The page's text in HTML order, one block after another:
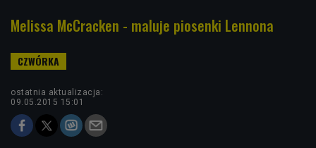
Melissa McCracken - maluje piosenki Lennona
ostatnia aktualizacja:
09.05.2015 15:01